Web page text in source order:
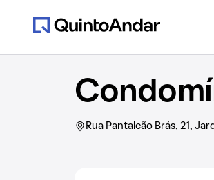
Rua Pantaleão Brás, 21,